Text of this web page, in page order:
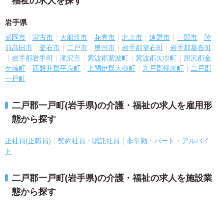
岩手県
盛岡市 宮古市 大船渡市 花巻市 北上市 遠野市 一関市
陸
前高田市
釜石市 二戸市 奥州市 岩手郡雫石町
岩手郡葛巻町
岩手郡岩手町
滝沢市 紫波郡紫波町 紫波郡矢巾町
胆沢郡金
ケ崎町
西磐井郡平泉町 上閉伊郡大槌町 九戸郡軽米町
二戸郡
一戸町
二戸郡一戸町(岩手県)の介護・福祉の求人を雇用形
態から探す
正社員(正職員) 契約社員・嘱託社員
非常勤・パート・アルバイ
ト
二戸郡一戸町(岩手県)の介護・福祉の求人を施設業
態から探す